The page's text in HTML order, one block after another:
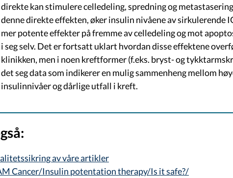
direkte kan stimulere celledeling, spredning og
denne direkte effekten, øker insulin nivåene av sirkulerende
mer potente effekter på fremme av celledeling og mot
i seg selv. Det er fortsatt uklart hvordan disse effektene
klinikken, men i noen kreftformer (f.eks. bryst- og
det seg data som indikerer en mulig sammenheng mellom
insulinnivåer og dårlige utfall i kreft.
av våre artikler
Cancer/Insulin potentation therapy/Is it safe?/